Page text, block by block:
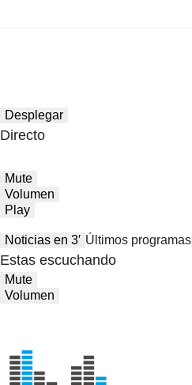
Desplegar
Directo
Mute
Volumen
Play
Noticias en 3′ Últimos programas
Estas escuchando
Mute
Volumen